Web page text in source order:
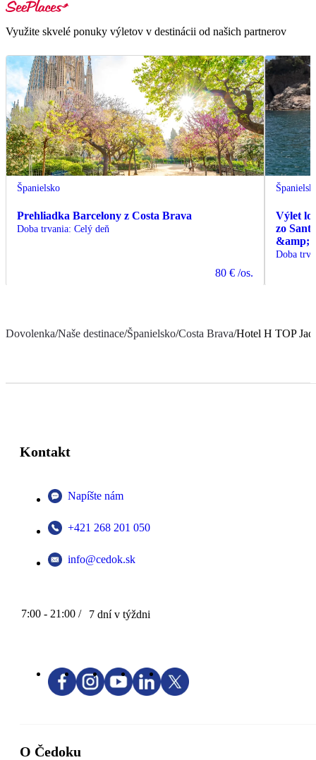
Využite skvelé ponuky výletov v destinácii od našich partnerov
Španielsko
Prehliadka Barcelony z Costa Brava
Doba trvania: Celý deň
80 € /os.
Výlet
zo
&amp;
Doba
Dovolenka/Naše destinace/Španielsko/Costa Brava/Hotel H TOP
Kontakt
Napíšte nám
+421 268 201 050
info@cedok.sk
7:00 - 21:00 / 7 dní v týždni
O Čedoku